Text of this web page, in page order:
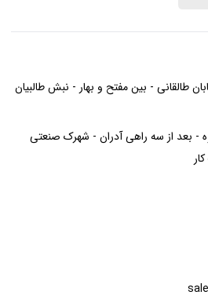
طالقانی - بین مفتح و بهار - نبش طالبیان
- بعد از سه راهی آدران - شهرک صنعتی